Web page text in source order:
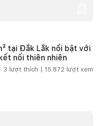
tại Đắk Lắk nổi bật với
nối thiên nhiên
3 lượt thích | 15.872 lượt xem